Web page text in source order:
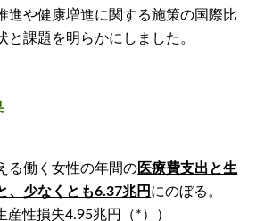
進や健康増進に関する施策の国際比
と課題を明らかにしました。
る働く女性の年間の医療費支出と生
、少なくとも6.37兆円 にのぼる。
産性損失4.95兆円（*））